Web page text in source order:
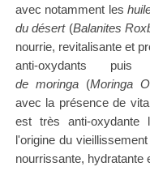
avec notamment les
du désert(Balanites
nourrie, revitalisante et
anti-oxydants
de moringa(Moringa
avec la présence de
est très anti-oxydante
l'origine du
nourrissante, hydratante